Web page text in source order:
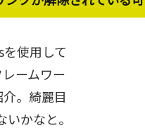
を使用して
ームワー
。綺麗目
かなと。